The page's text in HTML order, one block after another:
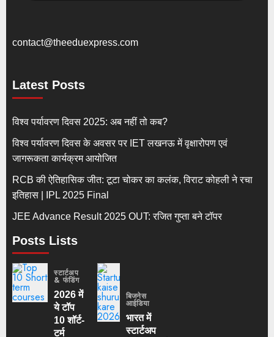
contact@theeduexpress.com
Latest Posts
विश्व पर्यावरण दिवस 2025: अब नहीं तो कब?
विश्व पर्यावरण दिवस के अवसर पर IET लखनऊ में वृक्षारोपण एवं
जागरूकता कार्यक्रम आयोजित
RCB की ऐतिहासिक जीत: टूटा चोकर का कलंक, विराट कोहली ने रचा
इतिहास | IPL 2025 Final
JEE Advance Result 2025 OUT: रजित गुप्ता बने टॉपर
Posts Lists
स्टार्टअप
& फंडिंग
2026 में
ये टॉप
10 शॉर्ट-
टर्म
बिजनेस
आईडिया
भारत में
स्टार्टअप